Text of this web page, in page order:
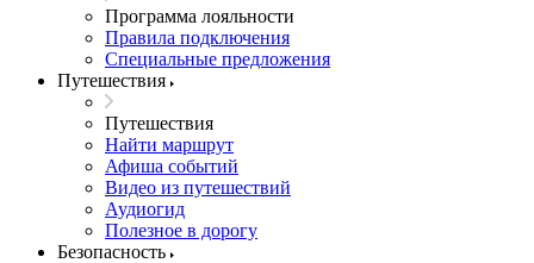
Программа лояльности
Правила подключения
Специальные предложения
Путешествия
Путешествия
Найти маршрут
Афиша событий
Видео из путешествий
Аудиогид
Полезное в дорогу
Безопасность